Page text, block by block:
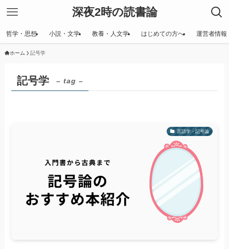
深夜2時の読書論
哲学・思想 小説・文学 教養・人文学 はじめての方へ 運営者情報
ホーム 記号学
記号学 – tag –
言語学・記号論